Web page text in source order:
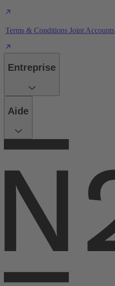
Terms & Conditions Joint Accounts
Entreprise
Aide